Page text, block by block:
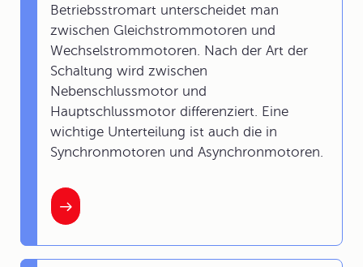
Betriebsstromart unterscheidet man
zwischen Gleichstrommotoren und
Wechselstrommotoren. Nach der Art der
Schaltung wird zwischen
Nebenschlussmotor und
Hauptschlussmotor differenziert. Eine
wichtige Unterteilung ist auch die in
Synchronmotoren und Asynchronmotoren.